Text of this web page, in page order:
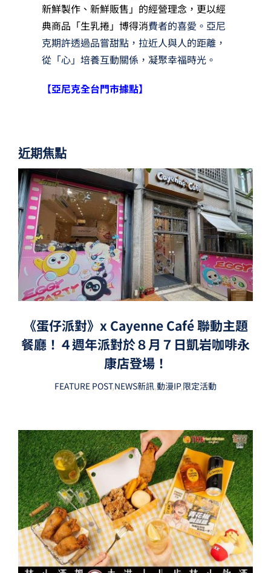
新鮮製作、新鮮販售」的經營理念，更以經
典商品「生乳捲」博得消費者的喜愛。亞尼
克期許透過品嘗甜點，拉近人與人的距離，
從「心」培養互動關係，凝聚幸福時光。
【亞尼克全台門市據點】
近期焦點
《蛋仔派對》x Cayenne Café 聯動主題
餐廳！４週年派對於８月７日凱岩咖啡永
康店登場！
FEATURE POST,NEWS新訊,動漫IP,限定活動